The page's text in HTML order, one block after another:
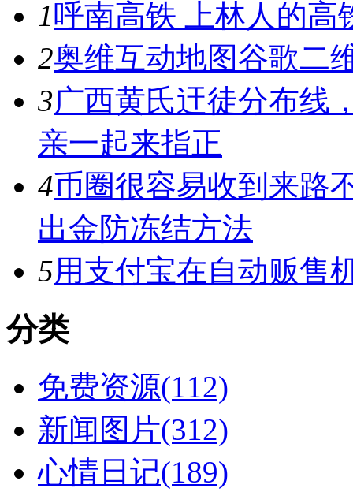
1呼南高铁 上林人的高
2奥维互动地图谷歌二
3广西黄氏迀徒分布线
亲一起来指正
4币圈很容易收到来路
出金防冻结方法
5用支付宝在自动贩售
分类
免费资源(112)
新闻图片(312)
心情日记(189)